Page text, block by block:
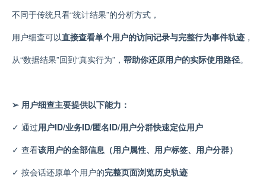
不同于传统只看“统计结果”的分析方式，
用户细查可以直接查看单个用户的访问记录与完整行为事件轨迹 ，
从“数据结果”回到“真实行为”， 帮助你还原用户的实际使用路径。
➢ 用户细查主要提供以下能力：
✓ 通过用户ID/业务ID/匿名ID/用户分群快速定位用户
✓ 查看该用户的全部信息（用户属性、用户标签、用户分群）
✓ 按会话还原单个用户的完整页面浏览历史轨迹